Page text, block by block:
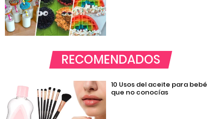
RECOMENDADOS
10 Usos del aceite para bebé
que no conocías